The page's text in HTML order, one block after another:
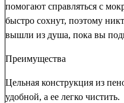
помогают справляться с
быстро сохнут, поэтому
вышли из душа, пока вы
Преимущества
Цельная конструкция из
удобной, а ее легко чистить.